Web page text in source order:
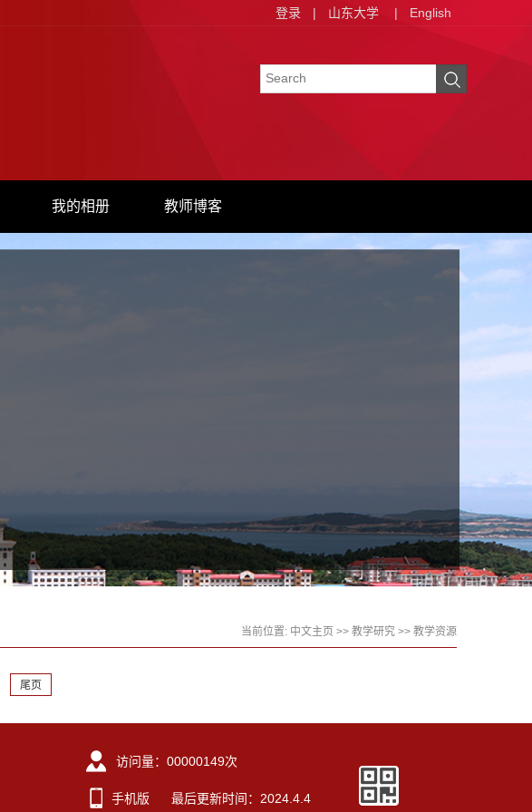
登录 | 山东大学 | English
我的相册 教师博客
当前位置: 中文主页 >> 教学研究 >> 教学资源
尾页
访问量： 00000149次
手机版 最后更新时间： 2024 4 4